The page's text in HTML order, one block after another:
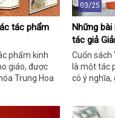
tác phẩm
phẩm kinh
giáo, được
Trung Hoa
03/25
Những
tác giả
Cuốn sách
là một tác
có ý nghĩa,
này: